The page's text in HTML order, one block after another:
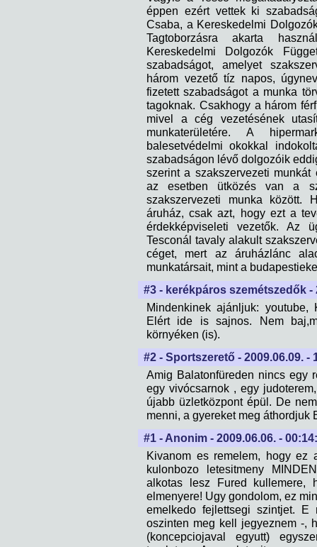
éppen ezért vettek ki
Csaba, a Kereskedelmi
Tagtoborzásra akarta
Kereskedelmi Dolgozók
szabadságot, amelyet
három vezető tíz napos,
fizetett szabadságot a munka
tagoknak. Csakhogy a három
mivel a cég vezetésének
munkaterületére. A
balesetvédelmi okokkal
szabadságon lévő dolgozóik
szerint a szakszervezeti
az esetben ütközés van a
szakszervezeti munka között.
áruház, csak azt, hogy ezt a
érdekképviseleti vezetők. Az
Tesconál tavaly alakult
céget, mert az áruházlánc
munkatársait, mint a
#3 - kerékpáros szemétszedők -
Mindenkinek ajánljuk: youtube,
Elért ide is sajnos. Nem
környéken (is).
#2 - Sportszerető - 2009.06.09. -
Amig Balatonfüreden nincs egy
egy vivócsarnok , egy
újabb üzletközpont épül. De
menni, a gyereket meg áthordjuk
#1 - Anonim - 2009.06.06. -
Kivanom es remelem, hogy ez
kulonbozo letesitmeny
alkotas lesz Fured kullemere,
elmenyere! Ugy gondolom, ez
emelkedo fejlettsegi szintjet.
oszinten meg kell jegyeznem -,
(koncepciojaval egyutt)